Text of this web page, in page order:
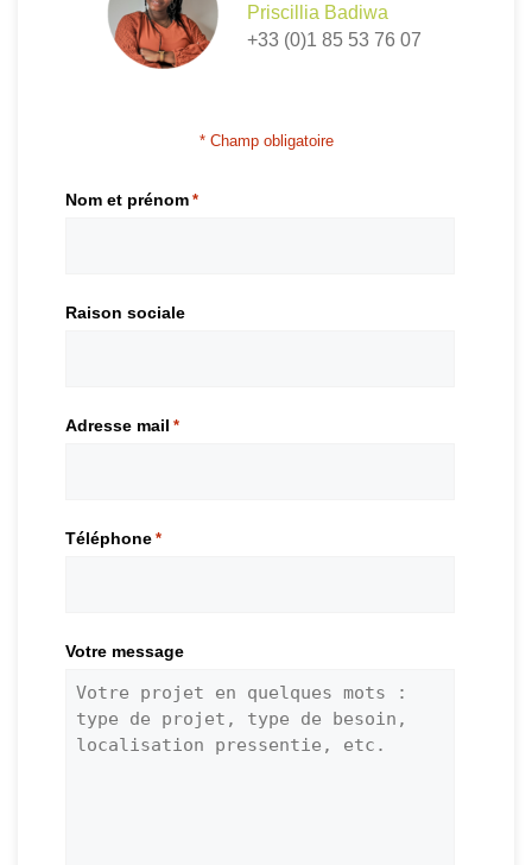
Priscillia Badiwa
+33 (0)1 85 53 76 07
* Champ obligatoire
Nom et prénom *
Raison sociale
Adresse mail *
Téléphone *
Votre message